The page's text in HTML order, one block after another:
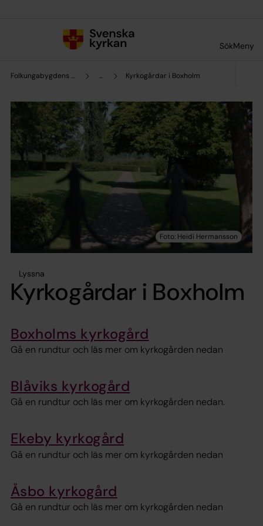
SökMeny
Folkungabygdens pastorat ... Kyrkogårdar i Boxholm
Lyssna
Kyrkogårdar i Boxholm
Boxholms kyrkogård
Gå en rundtur och läs mer om kyrkogården nedan
Blåviks kyrkogård
Gå en rundtur och läs mer om kyrkogården nedan.
Ekeby kyrkogård
Gå en rundtur och läs mer om kyrkogården nedan
Åsbo kyrkogård
Gå en rundtur och läs mer om kyrkogården nedan